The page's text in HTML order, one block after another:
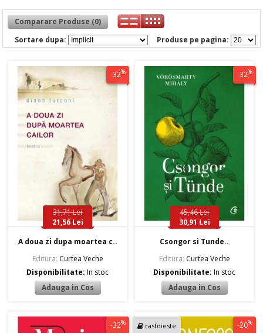
Comparare Produse (0)
Produse pe pagina:
Sortare dupa:
-32%
31,71 Lei
21,56 Lei
A doua zi dupa moartea c..
Editura: Curtea Veche
Disponibilitate:In stoc
-32%
45,46 Lei
30,91 Lei
Csongor si Tunde..
Editura: Curtea Veche
Disponibilitate:In stoc
-32% rasfoieste -20%